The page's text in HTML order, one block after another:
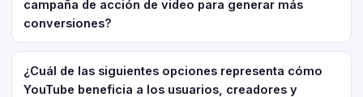
campaña de acción de video para generar más
conversiones?
¿Cuál de las siguientes opciones representa cómo
YouTube beneficia a los usuarios, creadores y